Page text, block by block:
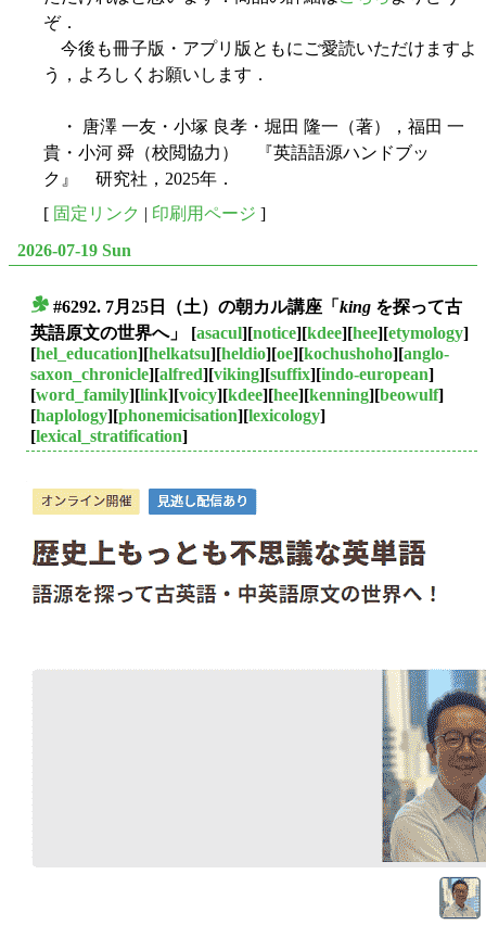
ぞ．
今後も冊子版・アプリ版ともにご愛読いただけますよ
う，よろしくお願いします．
・ 唐澤 一友・小塚 良孝・堀田 隆一（著），福田 一
貴・小河 舜（校閲協力） 『英語語源ハンドブッ
ク』 研究社，2025年．
[ 固定リンク | 印刷用ページ ]
2026-07-19 Sun
#6292. 7月25日（土）の朝カル講座「 king を探って古
英語原文の世界へ」
[asacul][notice][kdee][hee][etymology]
[hel_education][helkatsu][heldio][oe][kochushoho][anglo-
saxon_chronicle][alfred][viking][suffix][indo-european]
[word_family][link][voicy][kdee][hee][kenning][beowulf]
[haplology][phonemicisation][lexicology]
[lexical_stratification]